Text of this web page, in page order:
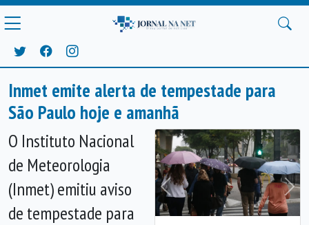
Inmet emite alerta de tempestade para
São Paulo hoje e amanhã
Anterior
O Instituto Nacional
de Meteorologia
(Inmet) emitiu aviso
de tempestade para